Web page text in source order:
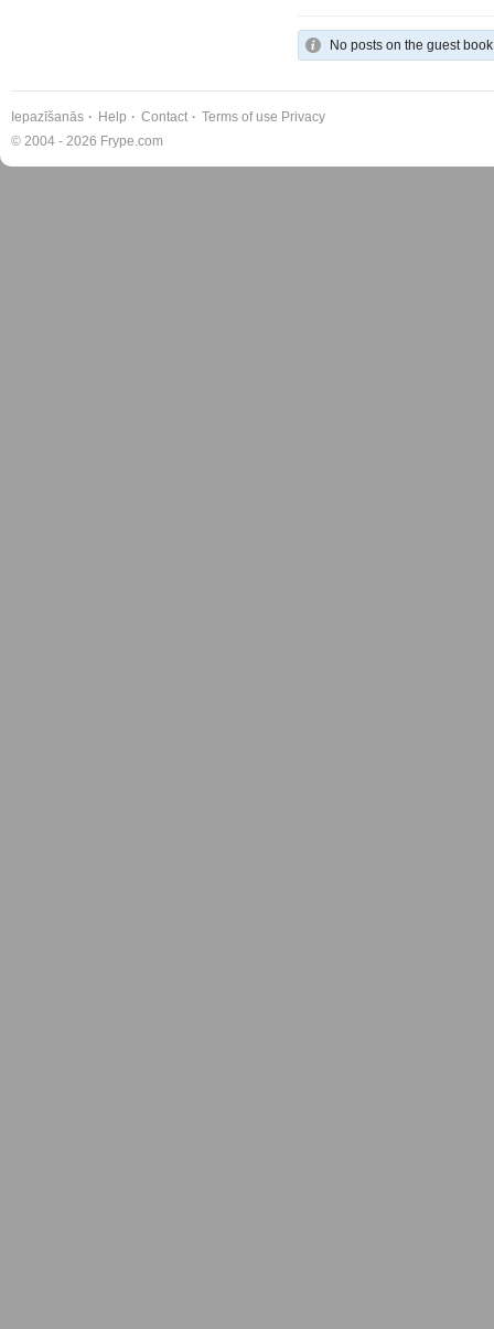
No posts on the guest book
Iepazīšanās Help Contact Terms of use Privacy
© 2004 - 2026 Frype.com